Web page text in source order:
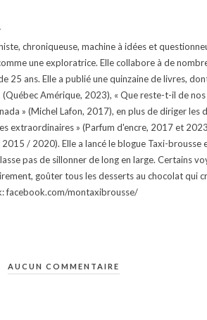
chroniqueuse, machine à idées et
une exploratrice. Elle collabore à de
25 ans. Elle a publié une quinzaine de livres,
Amérique, 2023), « Que reste-t-il de
» (Michel Lafon, 2017), en plus de diriger les
extraordinaires » (Parfum d'encre, 2017 et
/ 2020). Elle a lancé le blogue Taxi-
pas de sillonner de long en large. Certains
goûter tous les desserts au chocolat qui
facebook.com/montaxibrousse/
AUCUN COMMENTAIRE